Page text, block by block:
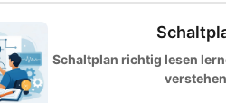
Schaltplan richtig lesen